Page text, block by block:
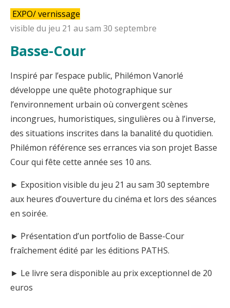
EXPO/ vernissage
visible du jeu 21 au sam 30 septembre
Basse-Cour
Inspiré par l’espace public, Philémon Vanorlé
développe une quête photographique sur
l’environnement urbain où convergent scènes
incongrues, humoristiques, singulières ou à l’inverse,
des situations inscrites dans la banalité du quotidien.
Philémon référence ses errances via son projet Basse
Cour qui fête cette année ses 10 ans.
► Exposition visible du jeu 21 au sam 30 septembre
aux heures d’ouverture du cinéma et lors des séances
en soirée.
► Présentation d’un portfolio de Basse-Cour
fraîchement édité par les éditions PATHS.
► Le livre sera disponible au prix exceptionnel de 20
euros